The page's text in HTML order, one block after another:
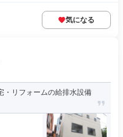
気になる
・リフォームの給排水設備